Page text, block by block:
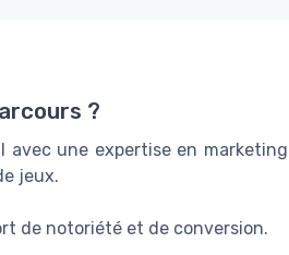
?
avec une expertise en marketing
jeux.
de notoriété et de conversion.